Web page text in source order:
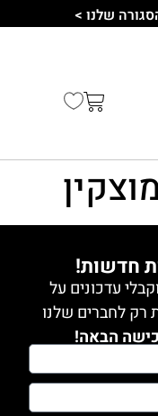
שלנו >
עדכונים על
רק לחברים שלנו
הבאה!